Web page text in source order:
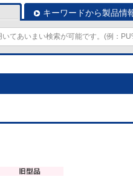
キーワードから製品情